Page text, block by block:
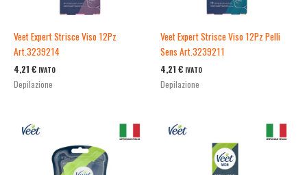
Veet Expert Strisce Viso 12Pz
Art.3239214
4,21 € IVATO
Depilazione
Veet Expert Strisce Viso 12Pz Pelli
Sens Art.3239211
4,21 € IVATO
Depilazione